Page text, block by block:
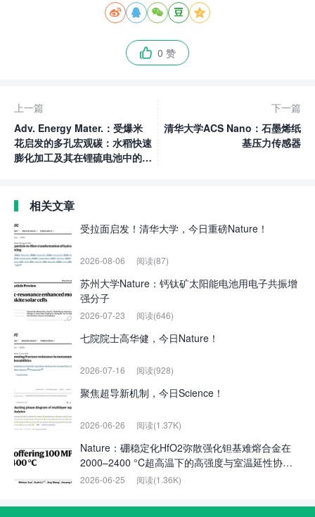
    
 0 赞
上一篇
Adv. Energy Mater.：受爆米
花启发的多孔宏观碳：水稻快速
膨化加工及其在锂硫电池中的应
下一篇
清华大学ACS Nano：石墨烯纸
基压力传感器
相关文章
受拉面启发！清华大学，今日重磅Nature！
2026-08-06 阅读(87)
苏州大学Nature：钙钛矿太阳能电池用电子共振增
强分子
2026-07-23 阅读(646)
七院院士高华健，今日Nature！
2026-07-16 阅读(928)
聚焦超导新机制，今日Science！
2026-06-26 阅读(1.37K)
Nature：硼稳定化HfO2弥散强化钽基难熔合金在
2000–2400 °C超高温下的高强度与室温延性协同
实现
2026-06-25 阅读(1.36K)